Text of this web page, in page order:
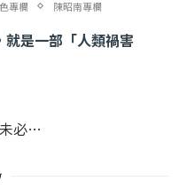
專欄 陳昭南專欄
就是一部「人類禍害
必…